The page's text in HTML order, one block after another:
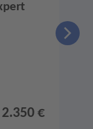
2.350 €